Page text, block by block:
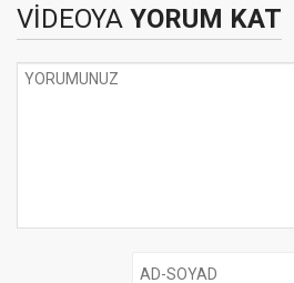
VİDEOYA YORUM KAT